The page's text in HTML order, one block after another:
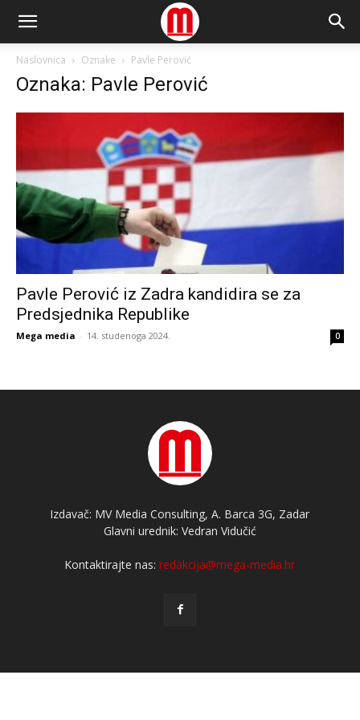
Naslovnica Oznake Pavle Perović
Oznaka: Pavle Perović
Pavle Perović iz Zadra kandidira se za
Predsjednika Republike
Mega media - 14. studenoga 2024. 0
Izdavač: MV Media Consulting, A. Barca 3G, Zadar
Glavni urednik: Vedran Vidučić
Kontaktirajte nas:redakcija@mega-media.hr